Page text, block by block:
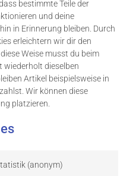
bestimmte Teile der
und deine
in Erinnerung bleiben. Durch
erleichtern wir dir den
Weise musst du beim
wiederholt dieselben
Artikel beispielsweise in
Wir können diese
platzieren.
(anonym)